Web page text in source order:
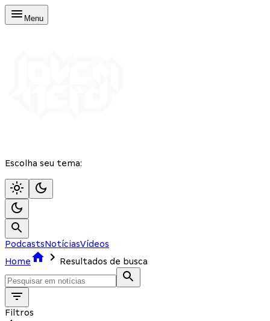
Menu
Escolha seu tema:
PodcastsNotíciasVídeos
Home
Resultados de busca
Filtros